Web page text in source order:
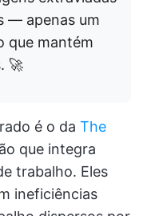
— apenas um
que mantém
🚀
é o da The
que integra
trabalho. Eles
ineficiências